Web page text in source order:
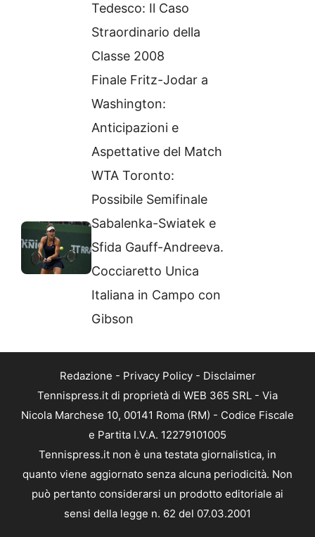
Tedesco: Il Caso
Straordinario della
Classe 2008
Finale Fritz-Jodar a
Washington:
Anticipazioni e
Aspettative del Match
WTA Toronto:
Possibile Semifinale
Sabalenka-Swiatek e
Sfida Gauff-Andreeva.
Cocciaretto Unica
Italiana in Campo con
Gibson
Redazione - Privacy Policy- Disclaimer
Tennispress.it di proprietà di WEB 365 SRL - Via
Nicola Marchese 10, 00141 Roma (RM) - Codice Fiscale
e Partita I.V.A. 12279101005
Tennispress.it non è una testata giornalistica, in
quanto viene aggiornato senza alcuna periodicità. Non
può pertanto considerarsi un prodotto editoriale ai
sensi della legge n. 62 del 07.03.2001